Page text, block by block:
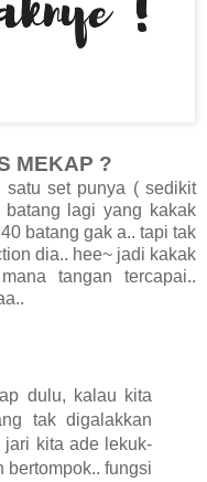
MEKAP ?
satu set punya ( sedikit
lagi yang kakak
batang gak a.. tapi tak
dia.. hee~ jadi kakak
tangan tercapai..
dulu, kalau kita
tak digalakkan
kita ade lekuk-
bertompok.. fungsi